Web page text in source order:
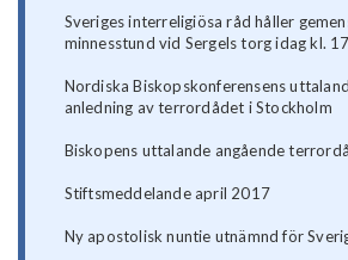
Sveriges interreligiösa råd håller
minnesstund vid Sergels torg idag kl.
Nordiska Biskopskonferensens
anledning av terrordådet i Stockholm
Biskopens uttalande angående
Stiftsmeddelande april 2017
Ny apostolisk nuntie utnämnd för